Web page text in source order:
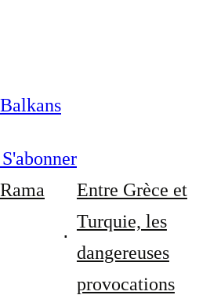
S'abonner
Entre Grèce et
Turquie, les
dangereuses
provocations